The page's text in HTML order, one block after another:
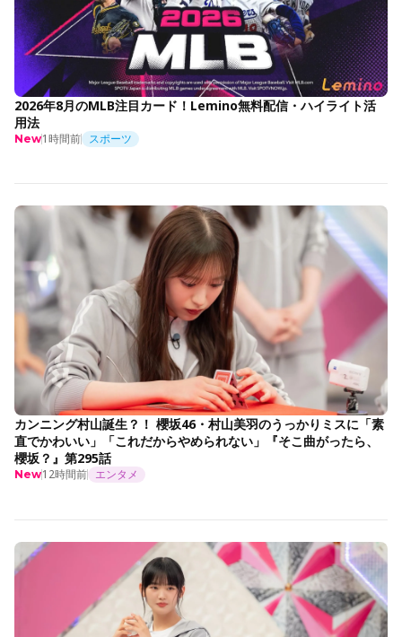
2026年8月のMLB注目カード！Lemino無料配信・ハイライト活
用法
New1時間前 スポーツ
カンニング村山誕生？！ 櫻坂46・村山美羽のうっかりミスに「素
直でかわいい」「これだからやめられない」『そこ曲がったら、
櫻坂？』第295話
New12時間前 エンタメ